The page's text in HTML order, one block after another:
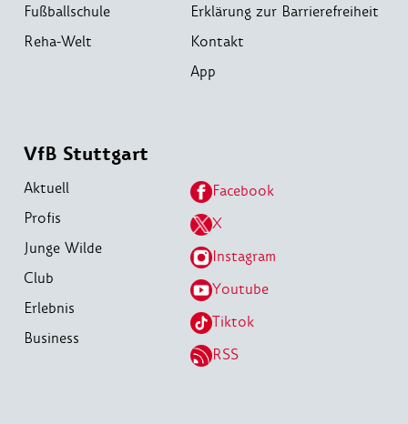
Fußballschule
Reha-Welt
Erklärung zur Barrierefreiheit
Kontakt
App
VfB Stuttgart
Aktuell
Profis
Junge Wilde
Club
Erlebnis
Business
Facebook
X
Instagram
Youtube
Tiktok
RSS